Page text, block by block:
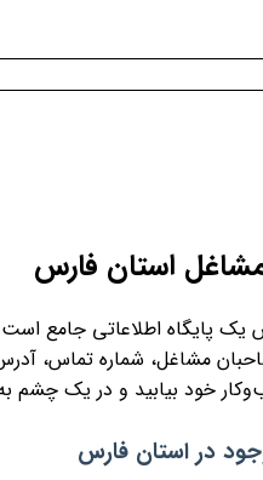
استان فارس
یک پایگاه اطلاعاتی جامع
صاحبان مشاغل، شماره
خود بیابید و در یک چشم
در استان فارس